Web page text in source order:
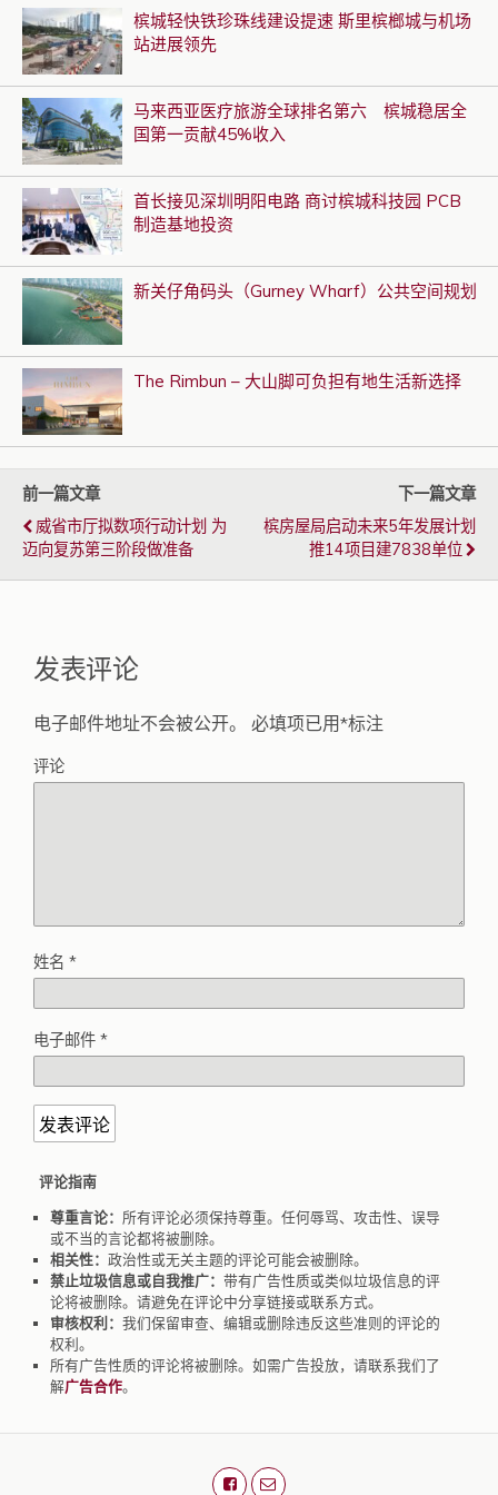
槟城轻快铁珍珠线建设提速 斯里槟榔城与机场
站进展领先
马来西亚医疗旅游全球排名第六 槟城稳居全
国第一贡献45%收入
首长接见深圳明阳电路 商讨槟城科技园 PCB
制造基地投资
新关仔角码头（Gurney Wharf）公共空间规划
The Rimbun – 大山脚可负担有地生活新选择
前一篇文章
威省市厅拟数项行动计划 为
迈向复苏第三阶段做准备
下一篇文章
槟房屋局启动未来5年发展计划
推14项目建7838单位
发表评论
电子邮件地址不会被公开。 必填项已用*标注
评论
姓名 *
电子邮件 *
评论指南
尊重言论： 所有评论必须保持尊重。任何辱骂、攻击性、误导
或不当的言论都将被删除。
相关性： 政治性或无关主题的评论可能会被删除。
禁止垃圾信息或自我推广： 带有广告性质或类似垃圾信息的评
论将被删除。请避免在评论中分享链接或联系方式。
审核权利： 我们保留审查、编辑或删除违反这些准则的评论的
权利。
所有广告性质的评论将被删除。如需广告投放，请联系我们了
解广告合作。